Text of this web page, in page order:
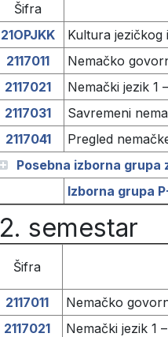
Šifra
21OPJKK
Kultura jezičkog
2117011
Nemačko
2117021
Nemački jezik 1
2117031
Savremeni
2117041
Pregled
Posebna izborna grupa
Izborna grupa
2. semestar
Šifra
2117011 Nemačko
2117021
Nemački jezik 1